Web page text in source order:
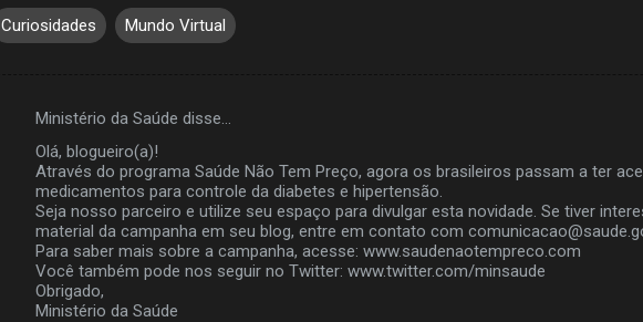
Curiosidades Mundo Virtual
Ministério da Saúde disse…
Olá, blogueiro(a)!
Através do programa Saúde Não Tem Preço, agora os brasileiros passam a ter
medicamentos para controle da diabetes e hipertensão.
Seja nosso parceiro e utilize seu espaço para divulgar esta novidade. Se tiver
material da campanha em seu blog, entre em contato com
Para saber mais sobre a campanha, acesse: www.saudenaotempreco.com
Você também pode nos seguir no Twitter: www.twitter.com/minsaude
Obrigado,
Ministério da Saúde